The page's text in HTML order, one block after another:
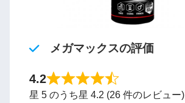
メガマックスの評価
4.2
星 5 のうち星 4.2 (26 件のレビュー)